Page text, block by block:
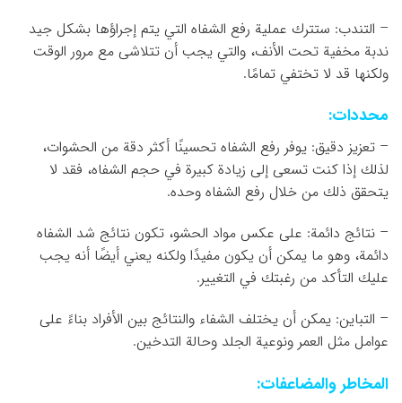
– التندب: ستترك عملية رفع الشفاه التي يتم إجراؤها بشكل جيد
ندبة مخفية تحت الأنف، والتي يجب أن تتلاشى مع مرور الوقت
ولكنها قد لا تختفي تمامًا.
محددات:
– تعزيز دقيق: يوفر رفع الشفاه تحسينًا أكثر دقة من الحشوات،
لذلك إذا كنت تسعى إلى زيادة كبيرة في حجم الشفاه، فقد لا
يتحقق ذلك من خلال رفع الشفاه وحده.
– نتائج دائمة: على عكس مواد الحشو، تكون نتائج شد الشفاه
دائمة، وهو ما يمكن أن يكون مفيدًا ولكنه يعني أيضًا أنه يجب
عليك التأكد من رغبتك في التغيير.
– التباين: يمكن أن يختلف الشفاء والنتائج بين الأفراد بناءً على
عوامل مثل العمر ونوعية الجلد وحالة التدخين.
المخاطر والمضاعفات: